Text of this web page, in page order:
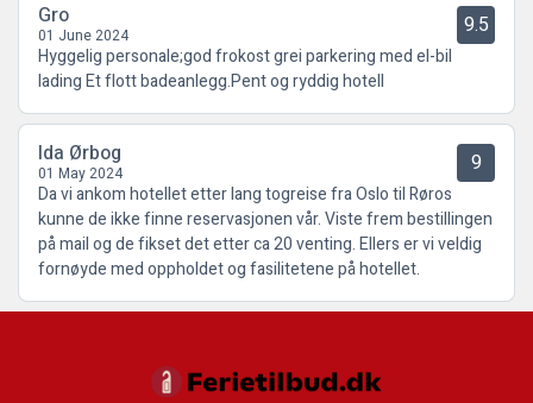
Gro
01 June 2024 9.5
Hyggelig personale;god frokost grei parkering med el-bil
lading Et flott badeanlegg.Pent og ryddig hotell
Ida Ørbog
01 May 2024 9
Da vi ankom hotellet etter lang togreise fra Oslo til Røros
kunne de ikke finne reservasjonen vår. Viste frem bestillingen
på mail og de fikset det etter ca 20 venting. Ellers er vi veldig
fornøyde med oppholdet og fasilitetene på hotellet.